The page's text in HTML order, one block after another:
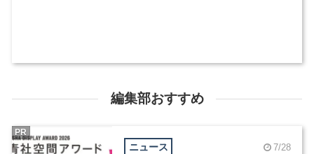
編集部おすすめ
ニュース 7/28
PR